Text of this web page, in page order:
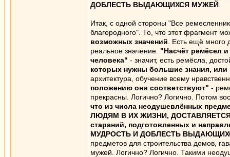
ДОБЛЕСТЬ ВЫДАЮЩИХСЯ МУЖЕЙ
Итак, с одной стороны "Все
благородного". То, что этот фрагмент
возможных значений . Есть ещё много
реальное значение. "Насчёт ремёсел
человека" - значит, есть ремёсла,
которых нужны большие знания,
архитектура, обучение всему
положению они соответствуют" -
прекрасны. Логично? Логично. Потом
что из числа неодушевлённых
ЛЮДЯМ В ИХ ЖИЗНИ, ДОСТАВЛЯЕТСЯ
стараний, подготовленных и
МУДРОСТЬ И ДОБЛЕСТЬ
предметов для строительства домов,
мужей. Логично? Логично. Такими